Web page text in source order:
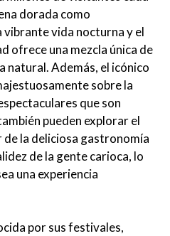
dorada como
vibrante vida nocturna y el
ofrece una mezcla única de
natural. Además, el icónico
sobre la
que son
pueden explorar el
la deliciosa gastronomía
de la gente carioca, lo
una experiencia
por sus festivales,